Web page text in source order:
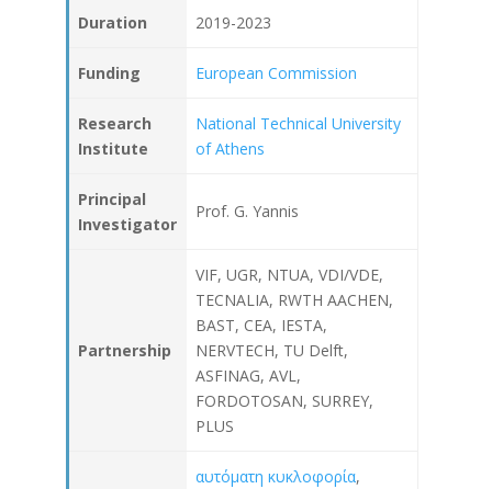
Duration 2019-2023
Funding European Commission
Research
Institute
National Technical University
of Athens
Principal
Investigator
Prof. G. Yannis
Partnership
VIF, UGR, NTUA, VDI/VDE,
TECNALIA, RWTH AACHEN,
BAST, CEA, IESTA,
NERVTECH, TU Delft,
ASFINAG, AVL,
FORDOTOSAN, SURREY,
PLUS
αυτόματη κυκλοφορία,